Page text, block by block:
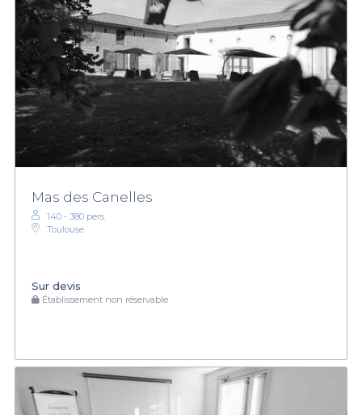
Mas des Canelles
140 - 380 pers.
Toulouse
Sur devis
Établissement non réservable